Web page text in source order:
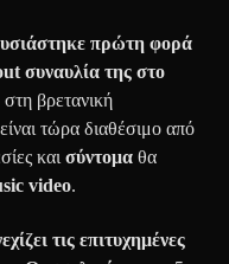
πρώτη φορά
συναυλία της στο
στη βρετανική
τώρα διαθέσιμο από
καισύντομα θα
video.
τις επιτυχημένες